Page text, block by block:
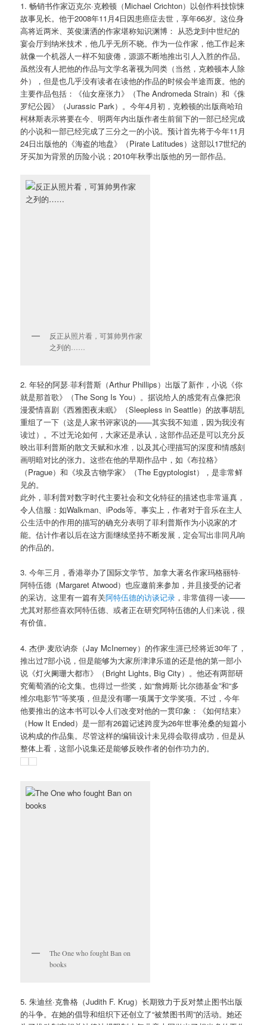
1. 畅销书作家迈克尔·克赖顿（Michael Crichton）以创作科技惊悚
故事见长。他于2008年11月4日因患癌症去世，享年66岁。这位身
高将近两米、英俊潇洒的作家堪称知识渊博： 从恐龙到中世纪的
宴会厅到纳米技术，他几乎无所不晓。作为一位作家，他工作起来
就像一个机器人一样不知疲倦，源源不断地推出引人入胜的作品。
虽然没有人把他的作品与文学名著视为同类（当然，克赖顿本人除
外），但是也几乎没有读者在读他的作品的时候会半途而废。他的
主要作品包括：《仙女座张力》（The Andromeda Strain）和《侏
罗纪公园》（Jurassic Park）。今年4月初，克赖顿的出版商哈珀
柯林斯表示将要在今、明两年内出版作者生前留下的一部已经完成
的小说和一部已经完成了三分之一的小说。预计首先将于今年11月
24日出版他的《海盗的地盘》（Pirate Latitudes）这部以17世纪的
牙买加为背景的历险小说；2010年秋季出版他的另一部作品。
反正从照片看，可算帅男作家
之列的……
2. 年轻的阿瑟·菲利普斯（Arthur Phillips）出版了新作，小说《你
就是那首歌》（The Song Is You）。据说给人的感觉有点像把浪
漫爱情喜剧《西雅图夜未眠》（Sleepless in Seattle）的故事胡乱
重组了一下（这是人家书评家说的——其实我不知道，因为我没有
读过）。不过无论如何，大家还是承认，这部作品还是可以充分反
映出菲利普斯的散文天赋和水准，以及其心理描写的深度和情感刻
画明暗对比的张力。这些在他的早期作品中，如《布拉格》
（Prague）和《埃及古物学家》（The Egyptologist），是非常鲜
见的。
此外，菲利普对数字时代主要社会和文化特征的描述也非常逼真，
令人信服：如Walkman、iPods等。事实上，作者对于音乐在主人
公生活中的作用的描写的确充分表明了菲利普斯作为小说家的才
能。估计作者以后在这方面继续坚持不断发展，定会写出非同凡响
的作品的。
3. 今年三月，香港举办了国际文学节。加拿大著名作家玛格丽特·
阿特伍德（Margaret Atwood）也应邀前来参加，并且接受的记者
的采访。这里有一篇有关阿特伍德的访谈记录 ，非常值得一读——
尤其对那些喜欢阿特伍德、或者正在研究阿特伍德的人们来说，很
有价值。
4. 杰伊·麦欣讷奈（Jay McInerney）的作家生涯已经将近30年了，
推出过7部小说，但是能够为大家所津津乐道的还是他的第一部小
说《灯火阑珊大都市》（Bright Lights, Big City）。他还有两部研
究葡萄酒的论文集。也得过一些奖，如“詹姆斯·比尔德基金”和“多
维尔电影节”等奖项，但是没有哪一项属于文学奖项。不过，今年
他要推出的这本书可以令人们改变对他的一贯印象：《如何结束》
（How It Ended）是一部有26篇记述跨度为26年世事沧桑的短篇小
说构成的作品集。尽管这样的编辑设计未见得会取得成功，但是从
整体上看，这部小说集还是能够反映作者的创作功力的。
The One who fought Ban on
books
5. 朱迪丝·克鲁格（Judith F. Krug）长期致力于反对禁止图书出版
的斗争。在她的倡导和组织下还创立了“被禁图书周”的活动。她还